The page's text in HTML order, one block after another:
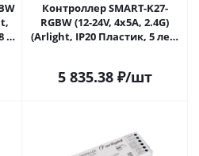
в
Контроллер SMART-K27-
RGBW (12-24V, 4x5A, 2.4G)
(Arlight, IP20 Пластик, 5 лет)
5 835.38₽/шт